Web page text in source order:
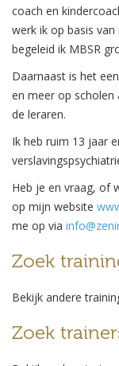
coach en
werk ik op basis
begeleid ik MBSR
Daarnaast is het
en meer op scholen
de leraren.
Ik heb ruim 13 jaar
Heb je en vraag, of
op mijn website
me op via
Zoek
Bekijk andere
Zoek